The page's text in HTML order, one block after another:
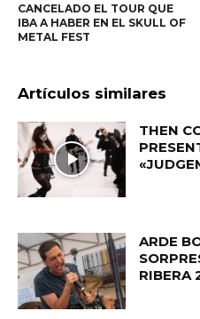
CANCELADO EL TOUR QUE
IBA A HABER EN EL SKULL OF
METAL FEST
Artículos similares
THEN
ARDE
RIBERA